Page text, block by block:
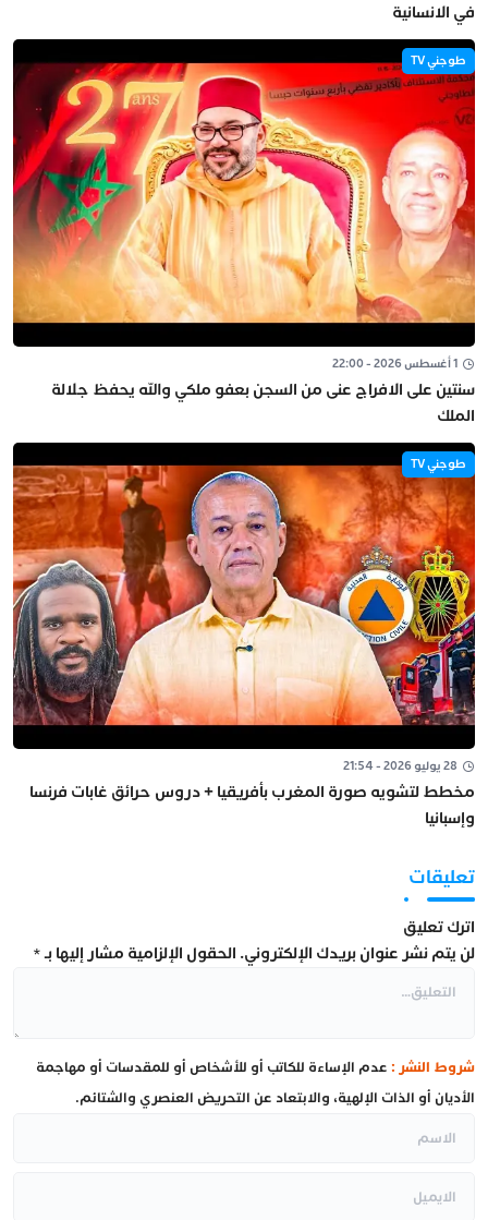
في الانسانية
طوجني TV
1 أغسطس 2026 - 22:00
سنتين على الافراج عنى من السجن بعفو ملكي والله يحفظ جلالة
الملك
طوجني TV
28 يوليو 2026 - 21:54
مخطط لتشويه صورة المغرب بأفريقيا + دروس حرائق غابات فرنسا
وإسبانيا
تعليقات
اترك تعليق
لن يتم نشر عنوان بريدك الإلكتروني. الحقول الإلزامية مشار إليها بـ*
شروط النشر : عدم الإساءة للكاتب أو للأشخاص أو للمقدسات أو مهاجمة
الأديان أو الذات الإلهية، والابتعاد عن التحريض العنصري والشتائم.